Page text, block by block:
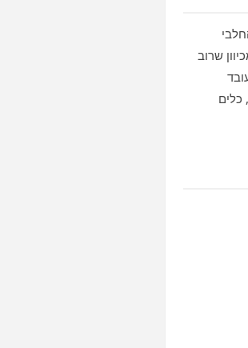
שרוב
כלים